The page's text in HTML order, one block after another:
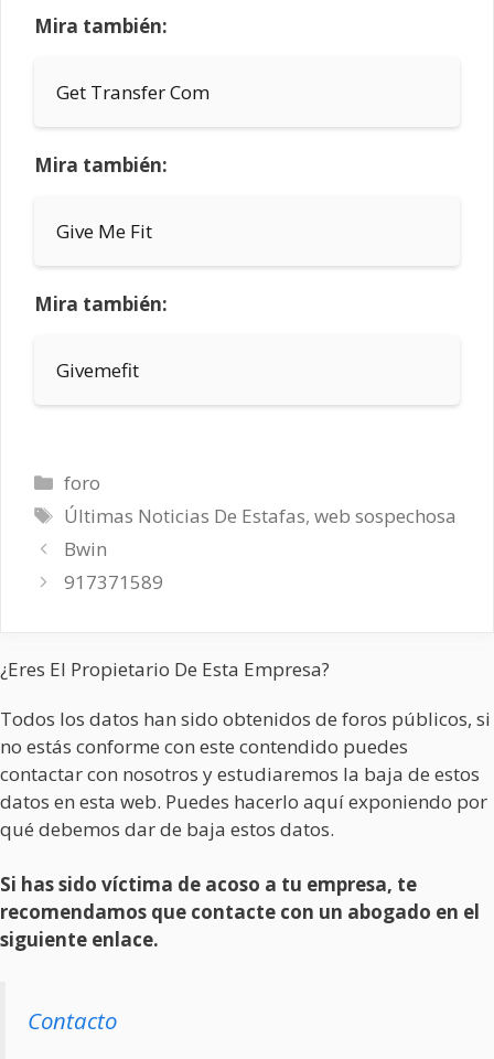
Mira también:
Get Transfer Com
Mira también:
Give Me Fit
Mira también:
Givemefit
Categorías
foro
Etiquetas
Últimas Noticias De Estafas,web sospechosa
Bwin
917371589
¿Eres El Propietario De Esta Empresa?
Todos los datos han sido obtenidos de foros públicos, si
no estás conforme con este contendido puedes
contactar con nosotros y estudiaremos la baja de estos
datos en esta web. Puedes hacerlo aquí exponiendo por
qué debemos dar de baja estos datos.
Si has sido víctima de acoso a tu empresa, te
recomendamos que contacte con un abogado en el
siguiente enlace.
Contacto